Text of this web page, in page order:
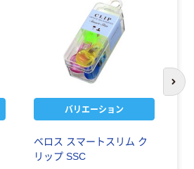
バリエーション
ベロス スマートスリム ク
リップ SSC
次